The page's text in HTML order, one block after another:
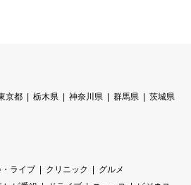
京都 栃木県 神奈川県 群馬県
茨城県
ライブ クリニック
グルメ